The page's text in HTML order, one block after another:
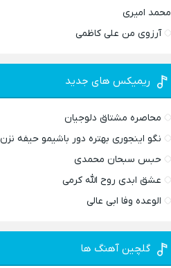
محمد امیری
آرزوی من علی کاظمی
ریمیکس های جدید
محاصره مشتاق دلوجیان
نگو اینجوری بهتره دور باشیمو حیفه نزن
حبس سبحان محمدی
عشق ابدی روح الله کرمی
الوعده وفا ابی عالی
گلچین آهنگ ها